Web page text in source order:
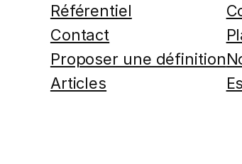
Référentiel
Contact
Proposer une définition
Articles